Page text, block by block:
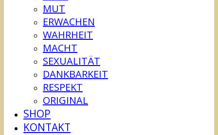
MUT
ERWACHEN
WAHRHEIT
MACHT
SEXUALITÄT
DANKBARKEIT
RESPEKT
ORIGINAL
SHOP
KONTAKT